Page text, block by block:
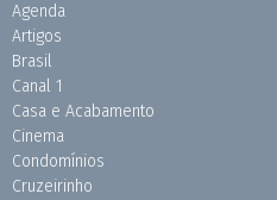
Agenda
Artigos
Brasil
Canal 1
Casa e Acabamento
Cinema
Condomínios
Cruzeirinho